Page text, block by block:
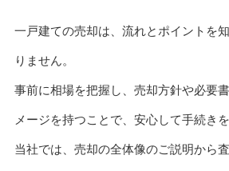
一戸建ての売却は、流れとポイントを
りません。
事前に相場を把握し、売却方針や必要
メージを持つことで、安心して手続き
当社では、売却の全体像のご説明から